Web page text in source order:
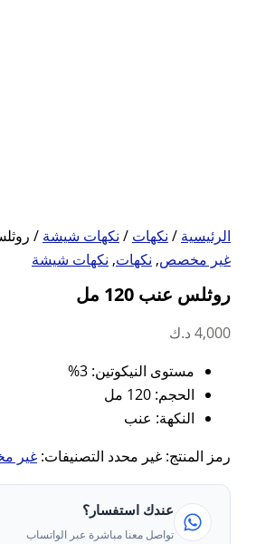
الرئيسية / نكهات / نكهات شيشة / روثلس
غير مخصص, نكهات, نكهات شيشة
روثلس عنب 120 مل
4,000 د.ك
مستوى النيكوتين: 3%
الحجم: 120 مل
النكهة: عنب
رمز المنتج: غير محدد التصنيفات: غير
عندك استفسار؟
تواصل معنا مباشرة عبر الواتساب